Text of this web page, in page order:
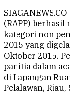
(RAPP)
kategori non
2015 yang
Oktober 2015.
panitia dalam
di Lapangan
Pelalawan,